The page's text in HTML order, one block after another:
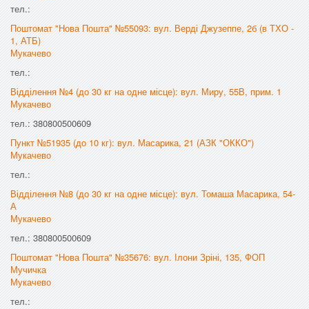
тел.:
Поштомат "Нова Пошта" №55093: вул. Верді Джузеппе, 2б (в ТХО -
1, АТБ)
Мукачево
тел.:
Відділення №4 (до 30 кг на одне місце): вул. Миру, 55В, прим. 1
Мукачево
тел.: 380800500609
Пункт №51935 (до 10 кг): вул. Масарика, 21 (АЗК "ОККО")
Мукачево
тел.:
Відділення №8 (до 30 кг на одне місце): вул. Томаша Масарика, 54-
А
Мукачево
тел.: 380800500609
Поштомат "Нова Пошта" №35676: вул. Ілони Зріні, 135, ФОП
Мучичка
Мукачево
тел.: